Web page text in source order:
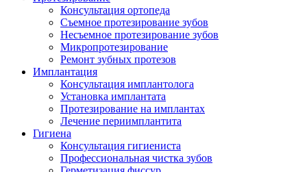
Консультация ортопеда
Съемное протезирование зубов
Несъемное протезирование зубов
Микропротезирование
Ремонт зубных протезов
Имплантация
Консультация имплантолога
Установка имплантата
Протезирование на имплантах
Лечение периимплантита
Гигиена
Консультация гигиениста
Профессиональная чистка зубов